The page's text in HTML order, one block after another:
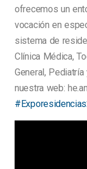
ofrecemos un
vocación en
sistema de
Clínica Médica,
General, Pediatría
nuestra web: